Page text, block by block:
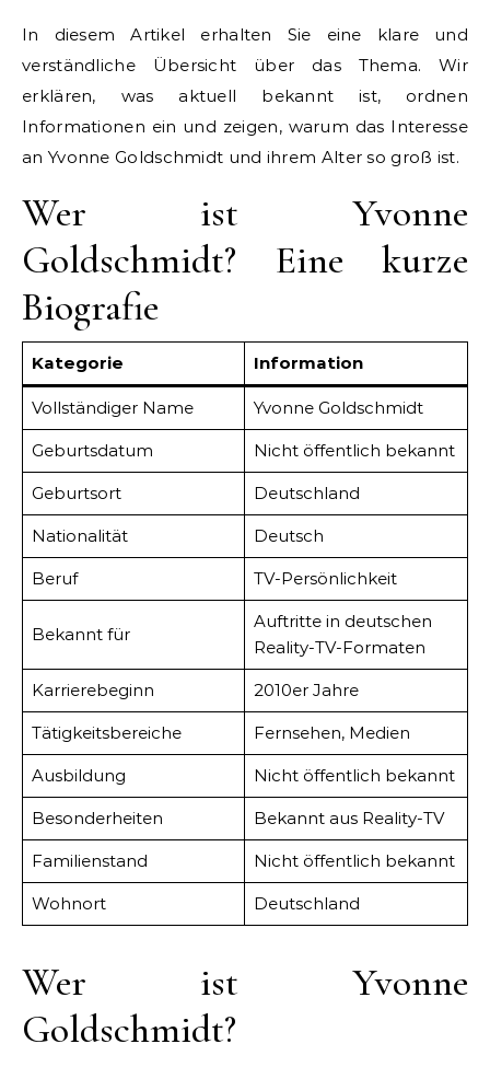
In diesem Artikel erhalten Sie eine klare und
verständliche Übersicht über das Thema. Wir
erklären, was aktuell bekannt ist, ordnen
Informationen ein und zeigen, warum das Interesse
an Yvonne Goldschmidt und ihrem Alter so groß ist.
Wer ist Yvonne
Goldschmidt? Eine kurze
Biografie
Kategorie Information
Vollständiger Name Yvonne Goldschmidt
Geburtsdatum Nicht öffentlich bekannt
Geburtsort Deutschland
Nationalität Deutsch
Beruf TV-Persönlichkeit
Bekannt für
Auftritte in deutschen
Reality-TV-Formaten
Karrierebeginn 2010er Jahre
Tätigkeitsbereiche Fernsehen, Medien
Ausbildung Nicht öffentlich bekannt
Besonderheiten Bekannt aus Reality-TV
Familienstand Nicht öffentlich bekannt
Wohnort Deutschland
Wer ist Yvonne
Goldschmidt?